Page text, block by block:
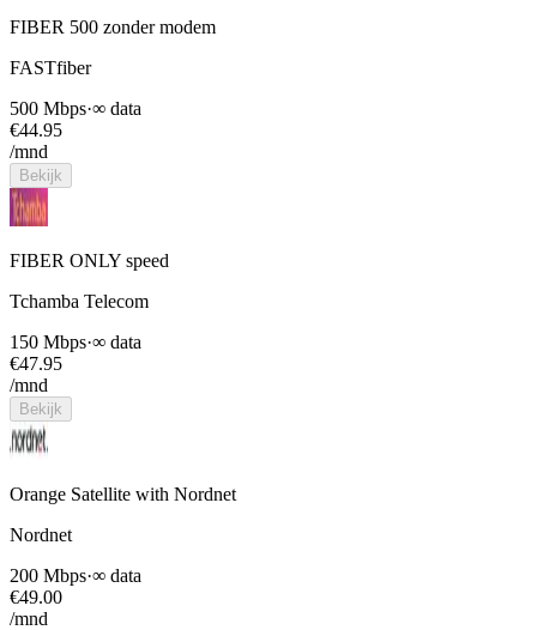
FIBER 500 zonder modem
FASTfiber
500 Mbps·∞ data
€44.95
/mnd
Bekijk
FIBER ONLY speed
Tchamba Telecom
150 Mbps·∞ data
€47.95
/mnd
Bekijk
Orange Satellite with Nordnet
Nordnet
200 Mbps·∞ data
€49.00
/mnd